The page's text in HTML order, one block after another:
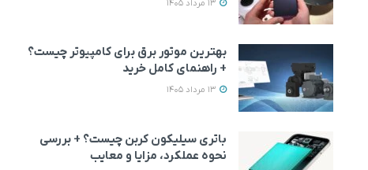
گوشی موبایل شیائومی
مدل Redmi Note 15 4G
گوشی موبایل سامسونگ
مدل Galaxy A56 دو سیم
بهترین موتور برق برای کامپیوتر چیست؟
+ راهنمای کامل خرید
باتری سیلیکون کربن چیست؟ + بررسی
نحوه عملکرد، مزایا و معایب